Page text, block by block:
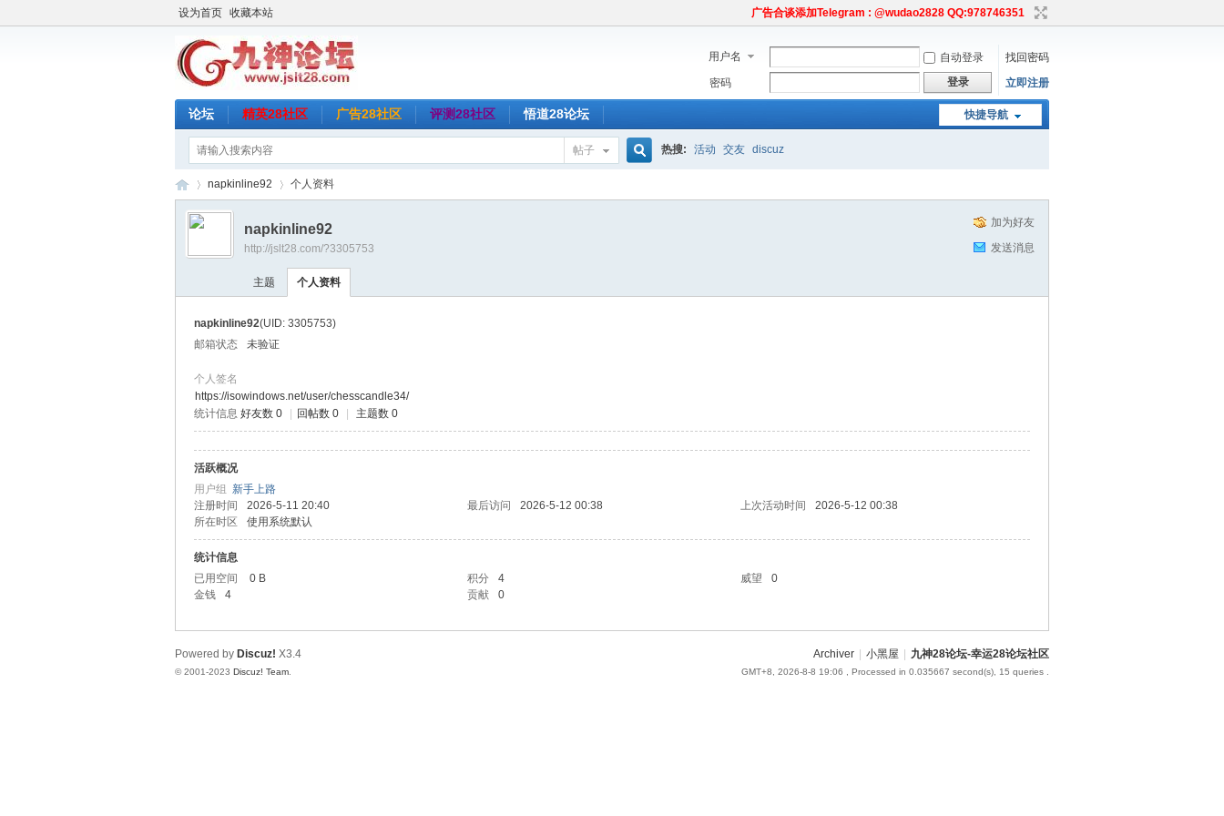
设为首页 收藏本站 广告合谈添加Telegram : @wudao2828 QQ:978746351
用户名 自动登录
找回密码
密码
登录 立即注册
快捷导航
论坛 精英28社区 广告28社区 评测28社区 悟道28论坛
帖子 热搜: 活动 交友 discuz
›
napkinline92 个人资料
加为好友
发送消息
napkinline92
http://jslt28.com/?3305753
主题 个人资料
napkinline92(UID: 3305753)
邮箱状态
未验证
个人签名
https://isowindows.net/user/chesscandle34/
统计信息 好友数 0 回帖数 0 主题数 0
活跃概况
用户组 新手上路
注册时间
2026-5-11 20:40 最后访问 2026-5-12 00:38 上次活动时间
2026-5-12 00:38
所在时区
使用系统默认
统计信息
已用空间
0 B 积分 4 威望
0
金钱
4 贡献 0
Archiver 小黑屋 九神28论坛-幸运28论坛社区
GMT+8, 2026-8-8 19:06 , Processed in 0.035667 second(s), 15 queries .
Powered by Discuz! X3.4
© 2001-2023 Discuz! Team